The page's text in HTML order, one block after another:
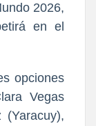
2026,
en el
opciones
Vegas